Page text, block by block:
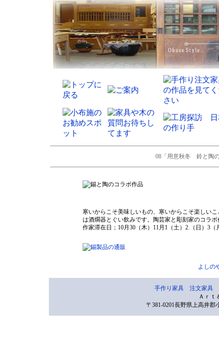
08「用意秋冬 鈴と陶
寒いからこそ美味しいもの、寒いからこそ楽しい
は酒燗器とぐい飲みです。陶芸家と彫刻家のコラ
作家滞在日；10月30（木）11月1（土）2.（日）3（
よしの
手作り家具
注文家具
Ａｒ
〒381-0201長野県上高井